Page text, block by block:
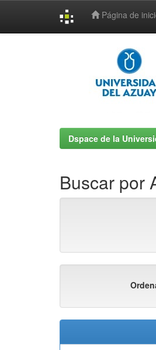
Página de
Dspace de la
Buscar por